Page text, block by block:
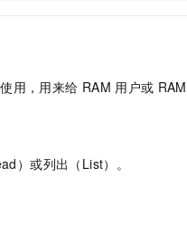
用，用来给 RAM 用户或 RAM
）或列出（List）。
Qoder HOT
建站小程序
定制建站